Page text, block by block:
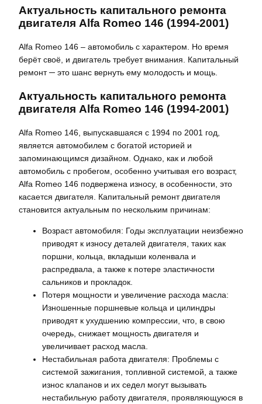
Актуальность капитального ремонта
двигателя Alfa Romeo 146 (1994-2001)
Alfa Romeo 146 – автомобиль с характером. Но время
берёт своё, и двигатель требует внимания. Капитальный
ремонт ─ это шанс вернуть ему молодость и мощь.
Актуальность капитального ремонта
двигателя Alfa Romeo 146 (1994-2001)
Alfa Romeo 146, выпускавшаяся с 1994 по 2001 год,
является автомобилем с богатой историей и
запоминающимся дизайном. Однако, как и любой
автомобиль с пробегом, особенно учитывая его возраст,
Alfa Romeo 146 подвержена износу, в особенности, это
касается двигателя. Капитальный ремонт двигателя
становится актуальным по нескольким причинам:
Возраст автомобиля: Годы эксплуатации неизбежно
приводят к износу деталей двигателя, таких как
поршни, кольца, вкладыши коленвала и
распредвала, а также к потере эластичности
сальников и прокладок.
Потеря мощности и увеличение расхода масла:
Изношенные поршневые кольца и цилиндры
приводят к ухудшению компрессии, что, в свою
очередь, снижает мощность двигателя и
увеличивает расход масла.
Нестабильная работа двигателя: Проблемы с
системой зажигания, топливной системой, а также
износ клапанов и их седел могут вызывать
нестабильную работу двигателя, проявляющуюся в